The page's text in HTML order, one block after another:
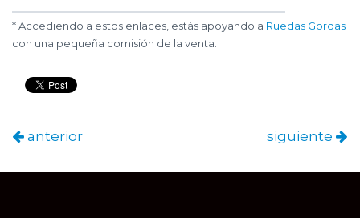
* Accediendo a estos enlaces, estás apoyando a Ruedas Gordas
con una pequeña comisión de la venta.
anterior siguiente